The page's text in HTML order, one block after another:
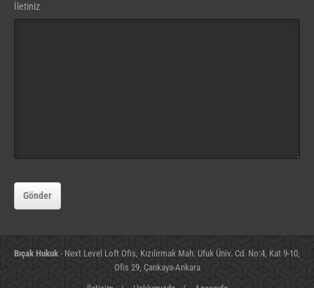
İletiniz
Phone
Number (gerekli)
Gönder
Bıçak Hukuk - Next Level Loft Ofis, Kızılırmak Mah. Ufuk Üniv. Cd. No:4, Kat 9-10,
Ofis 29, Çankaya-Ankara